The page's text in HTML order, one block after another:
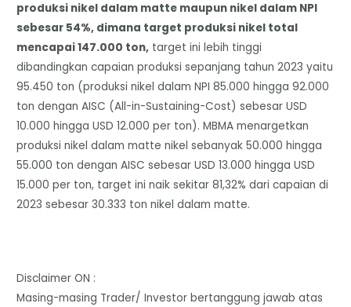
produksi nikel dalam matte maupun nikel dalam NPI
sebesar 54%, dimana target produksi nikel total
mencapai 147.000 ton, target ini lebih tinggi
dibandingkan capaian produksi sepanjang tahun 2023 yaitu
95.450 ton (produksi nikel dalam NPI 85.000 hingga 92.000
ton dengan AISC (All-in-Sustaining-Cost) sebesar USD
10.000 hingga USD 12.000 per ton). MBMA menargetkan
produksi nikel dalam matte nikel sebanyak 50.000 hingga
55.000 ton dengan AISC sebesar USD 13.000 hingga USD
15.000 per ton, target ini naik sekitar 81,32% dari capaian di
2023 sebesar 30.333 ton nikel dalam matte.
Disclaimer ON :
Masing-masing Trader/ Investor bertanggung jawab atas